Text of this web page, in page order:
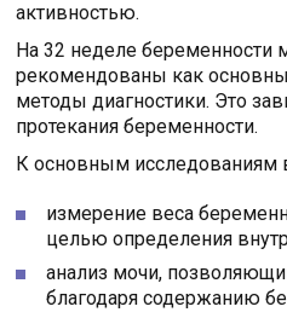
активностью.
На 32 неделе беременности
рекомендованы как
методы диагностики. Это
протекания беременности.
К основным исследованиям
измерение веса
целью определения
анализ мочи,
благодаря содержанию